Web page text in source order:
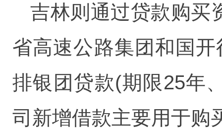
吉林则通过贷款购买
省高速公路集团和国
排银团贷款(期限25年
司新增借款主要用于购